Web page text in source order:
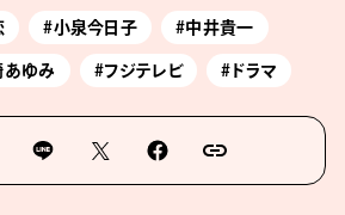
#小泉今日子 #中井貴一
あゆみ #フジテレビ #ドラマ